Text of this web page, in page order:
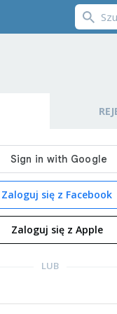
Zaloguj się z Facebook
Zaloguj się z Apple
LUB